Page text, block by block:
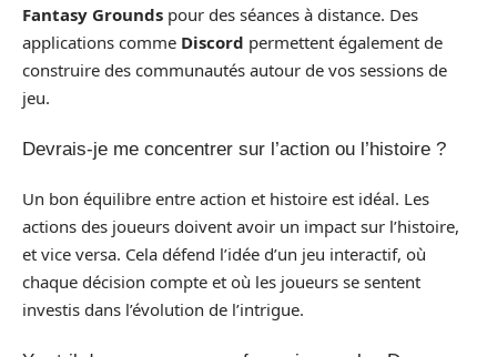
Fantasy Grounds pour des séances à distance. Des
applications comme Discord permettent également de
construire des communautés autour de vos sessions de
jeu.
Devrais-je me concentrer sur l’action ou l’histoire ?
Un bon équilibre entre action et histoire est idéal. Les
actions des joueurs doivent avoir un impact sur l’histoire,
et vice versa. Cela défend l’idée d’un jeu interactif, où
chaque décision compte et où les joueurs se sentent
investis dans l’évolution de l’intrigue.